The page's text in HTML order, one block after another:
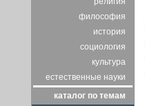
философия
история
социология
культура
естественные науки
каталог по темам